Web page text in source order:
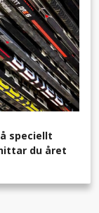
speciellt
du året